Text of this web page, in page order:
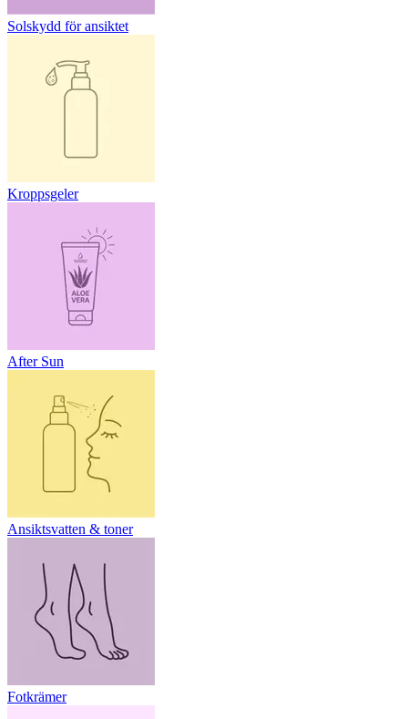
Solskydd för ansiktet
Kroppsgeler
After Sun
Ansiktsvatten & toner
Fotkrämer